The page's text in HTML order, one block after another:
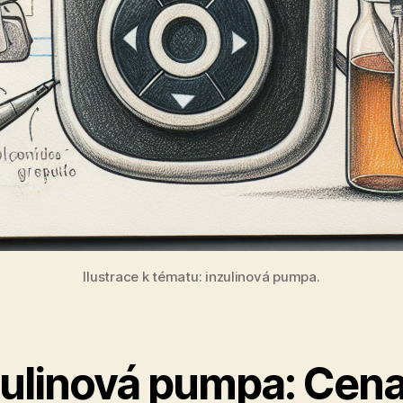
Ilustrace k tématu: inzulinová pumpa.
pumpa: